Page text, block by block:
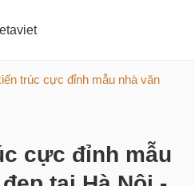
trúc cực đỉnh mẫu nhà văn
cực đỉnh mẫu